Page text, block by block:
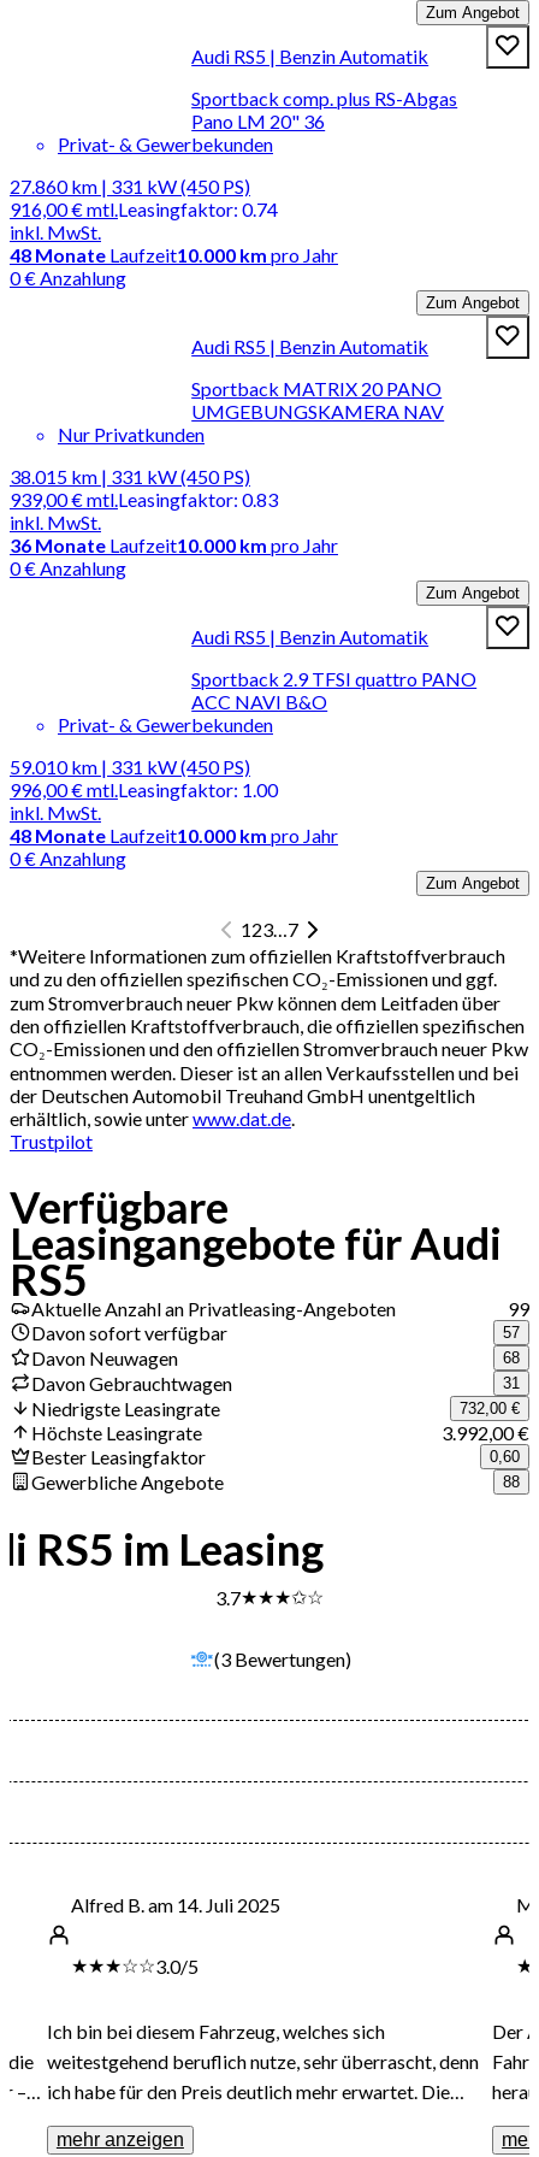
Zum Angebot
Audi RS5 | Benzin Automatik
Sportback comp. plus RS-Abgas
Pano LM 20" 36
Privat- & Gewerbekunden
27.860 km | 331 kW (450 PS)
916,00 €mtl.
inkl. MwSt.
Leasingfaktor: 0.74
48 Monate Laufzeit10.000 km pro Jahr
0 € Anzahlung
Zum Angebot
Audi RS5 | Benzin Automatik
Sportback MATRIX 20 PANO
UMGEBUNGSKAMERA NAV
Nur Privatkunden
38.015 km | 331 kW (450 PS)
939,00 €mtl.
inkl. MwSt.
Leasingfaktor: 0.83
36 Monate Laufzeit10.000 km pro Jahr
0 € Anzahlung
Zum Angebot
Audi RS5 | Benzin Automatik
Sportback 2.9 TFSI quattro PANO
ACC NAVI B&O
Privat- & Gewerbekunden
59.010 km | 331 kW (450 PS)
996,00 €mtl.
inkl. MwSt.
Leasingfaktor: 1.00
48 Monate Laufzeit10.000 km pro Jahr
0 € Anzahlung
Zum Angebot
123…7
*Weitere Informationen zum offiziellen Kraftstoffverbrauch
und zu den offiziellen spezifischen CO₂-Emissionen und ggf.
zum Stromverbrauch neuer Pkw können dem Leitfaden über
den offiziellen Kraftstoffverbrauch, die offiziellen spezifischen
CO₂-Emissionen und den offiziellen Stromverbrauch neuer Pkw
entnommen werden. Dieser ist an allen Verkaufsstellen und bei
der Deutschen Automobil Treuhand GmbH unentgeltlich
erhältlich, sowie unterwww.dat.de
Trustpilot
Verfügbare
Leasingangebote für Audi
RS5
Aktuelle Anzahl an Privatleasing-Angeboten
99
Davon sofort verfügbar
57
Davon Neuwagen 68
Davon Gebrauchtwagen 31
Niedrigste Leasingrate 732,00 €
Höchste Leasingrate
3.992,00 €
Bester Leasingfaktor
0,60
Gewerbliche Angebote 88
RS5 im Leasing
3.7★★★✩☆
(3 Bewertungen)
die
–
Alfred B. am 14. Juli 2025
★★★☆☆3.0/5
Ich bin bei diesem Fahrzeug, welches sich
weitestgehend beruflich nutze, sehr überrascht, denn
ich habe für den Preis deutlich mehr erwartet. Die
Verarbeitung lässt bei Audi immer mehr nach, ebenso
wie der Fahrkomfort. Dafür werden jedoch gesalzene
mehr anzeigen
★
Der